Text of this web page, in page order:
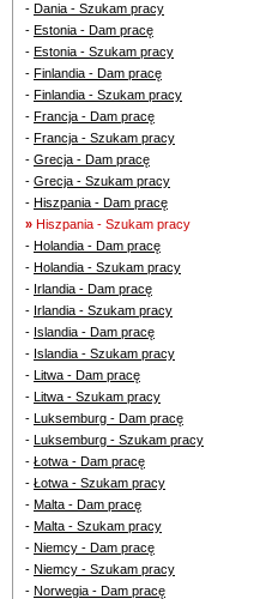
- Dania - Szukam pracy
- Estonia - Dam pracę
- Estonia - Szukam pracy
- Finlandia - Dam pracę
- Finlandia - Szukam pracy
- Francja - Dam pracę
- Francja - Szukam pracy
- Grecja - Dam pracę
- Grecja - Szukam pracy
- Hiszpania - Dam pracę
» Hiszpania - Szukam pracy
- Holandia - Dam pracę
- Holandia - Szukam pracy
- Irlandia - Dam pracę
- Irlandia - Szukam pracy
- Islandia - Dam pracę
- Islandia - Szukam pracy
- Litwa - Dam pracę
- Litwa - Szukam pracy
- Luksemburg - Dam pracę
- Luksemburg - Szukam pracy
- Łotwa - Dam pracę
- Łotwa - Szukam pracy
- Malta - Dam pracę
- Malta - Szukam pracy
- Niemcy - Dam pracę
- Niemcy - Szukam pracy
- Norwegia - Dam pracę